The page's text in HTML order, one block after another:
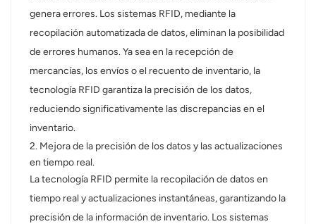
genera errores. Los sistemas RFID, mediante la
recopilación automatizada de datos, eliminan la posibilidad
de errores humanos. Ya sea en la recepción de
mercancías, los envíos o el recuento de inventario, la
tecnología RFID garantiza la precisión de los datos,
reduciendo significativamente las discrepancias en el
inventario.
2. Mejora de la precisión de los datos y las actualizaciones
en tiempo real.
La tecnología RFID permite la recopilación de datos en
tiempo real y actualizaciones instantáneas, garantizando la
precisión de la información de inventario. Los sistemas